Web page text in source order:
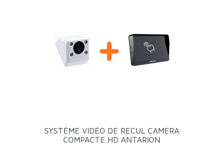
SYSTÈME VIDÉO DE RECUL CAMERA
COMPACTE HD ANTARION